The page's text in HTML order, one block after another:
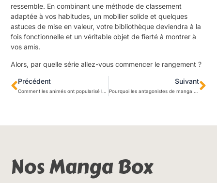
ressemble. En combinant une méthode de classement
adaptée à vos habitudes, un mobilier solide et quelques
astuces de mise en valeur, votre bibliothèque deviendra à la
fois fonctionnelle et un véritable objet de fierté à montrer à
vos amis.
Alors, par quelle série allez-vous commencer le rangement ?
Précédent Suivant
Nos Manga Box